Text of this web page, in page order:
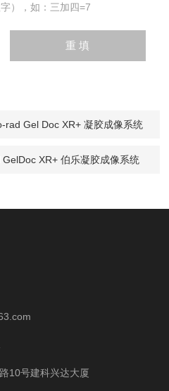
），如：三加四=7
rad Gel Doc XR+ 凝胶成像系统
XR+ 伯乐凝胶成像系统
10号建科兴达大厦